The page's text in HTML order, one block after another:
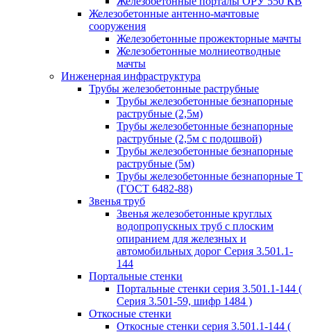
Железобетонные антенно-мачтовые
сооружения
Железобетонные прожекторные мачты
Железобетонные молниеотводные
мачты
Инженерная инфраструктура
Трубы железобетонные раструбные
Трубы железобетонные безнапорные
раструбные (2,5м)
Трубы железобетонные безнапорные
раструбные (2,5м с подошвой)
Трубы железобетонные безнапорные
раструбные (5м)
Трубы железобетонные безнапорные Т
(ГОСТ 6482-88)
Звенья труб
Звенья железобетонные круглых
водопропускных труб с плоским
опиранием для железных и
автомобильных дорог Серия 3.501.1-
144
Портальные стенки
Портальные стенки серия 3.501.1-144 (
Серия 3.501-59, шифр 1484 )
Откосные стенки
Откосные стенки серия 3.501.1-144 (